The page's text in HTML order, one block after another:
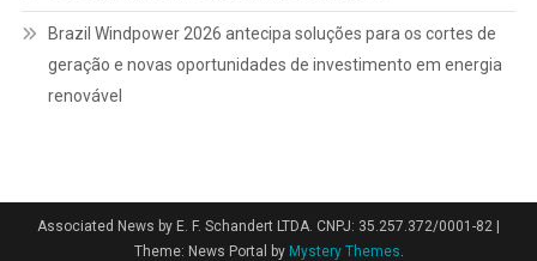
Brazil Windpower 2026 antecipa soluções para os cortes de
geração e novas oportunidades de investimento em energia
renovável
Associated News by E. F. Schandert LTDA. CNPJ: 35.257.372/0001-82 |
Theme: News Portal by Mystery Themes